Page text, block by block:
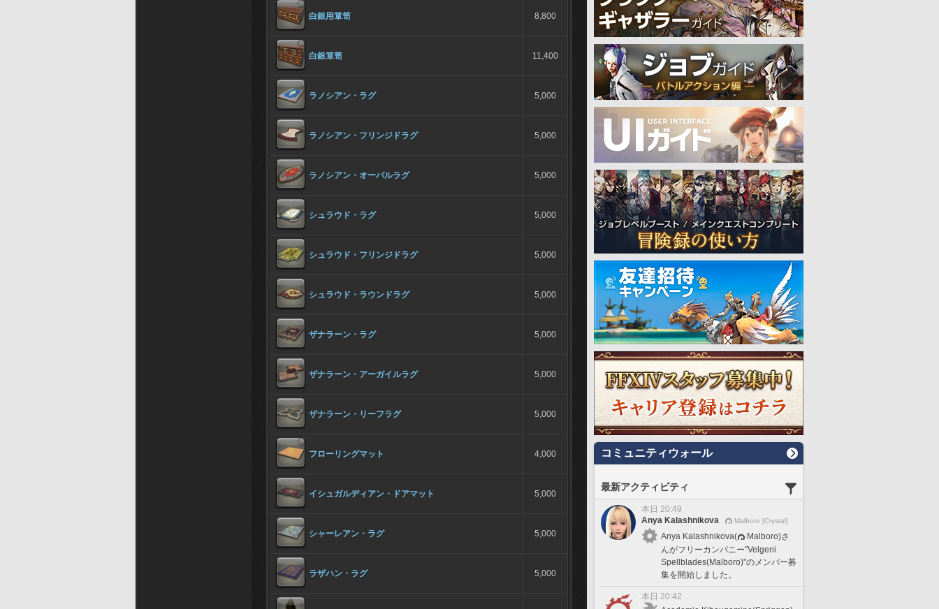
白銀用箪笥 8,800
白銀箪笥 11,400
ラノシアン・ラグ 5,000
ラノシアン・フリンジドラグ 5,000
ラノシアン・オーバルラグ 5,000
シュラウド・ラグ 5,000
シュラウド・フリンジドラグ 5,000
シュラウド・ラウンドラグ 5,000
ザナラーン・ラグ 5,000
ザナラーン・アーガイルラグ 5,000
ザナラーン・リーフラグ 5,000
フローリングマット 4,000
イシュガルディアン・ドアマット 5,000
シャーレアン・ラグ 5,000
ラザハン・ラグ 5,000
コミュニティウォール
最新アクティビティ
本日 20:49
Anya Kalashnikova
Malboro [Crystal]
Anya Kalashnikova(
Malboro)さ
んがフリーカンパニー"Velgeni
Spellblades(Malboro)"のメンバー募
集を開始しました。
本日 20:42